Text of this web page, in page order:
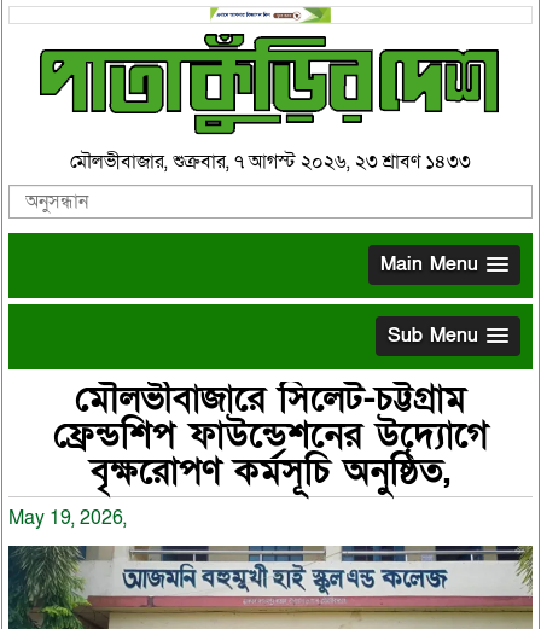
মৌলভীবাজার, শুক্রবার, ৭ আগস্ট ২০২৬, ২৩ শ্রাবণ ১৪৩৩
Main Menu
Sub Menu
মৌলভীবাজারে সিলেট-চট্টগ্রাম
ফ্রেন্ডশিপ ফাউন্ডেশনের উদ্যোগে
বৃক্ষরোপণ কর্মসূচি অনুষ্ঠিত,
May 19, 2026,